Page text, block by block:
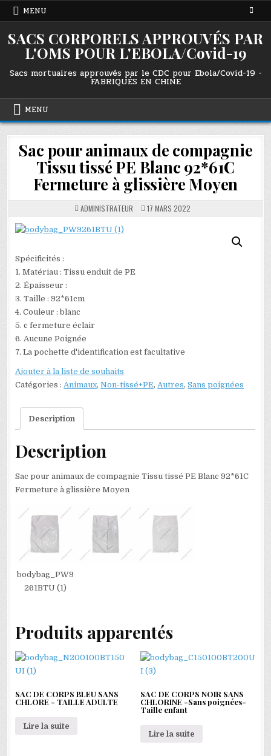
Skip
MENU
SACS CORPORELS APPROUVÉS PAR
L'OMS POUR L'EBOLA/Covid-19
Sacs mortuaires approuvés par le CDC pour Ebola/Covid-19 -
FABRIQUÉS EN CHINE
MENU
Sac pour animaux de compagnie
Tissu tissé PE Blanc 92*61C
Fermeture à glissière Moyen
ADMINISTRATEUR 17 MARS 2022
Spécificités :
1. Matériau : Tissu enduit de PE
2. Épaisseur :
3. Taille : 92*61cm
4. Couleur : blanc
5. c fermeture éclair
6. Aucune Poignée
7. La pochette d'identification est facultative
Ajouter à la liste de souhaits
Catégories :Animaux,Non-tissé+PE,Autres,Sans poignées
Description
Description
Sac pour animaux de compagnie Tissu tissé PE Blanc 92*61C
Fermeture à glissière Moyen
bodybag_PW9
261BTU (1)
Produits apparentés
SAC DE CORPS BLEU SANS
CHLORE - TAILLE ADULTE
Lire la suite
SAC DE CORPS NOIR SANS
CHLORINE -Sans poignées-
Taille enfant
Lire la suite